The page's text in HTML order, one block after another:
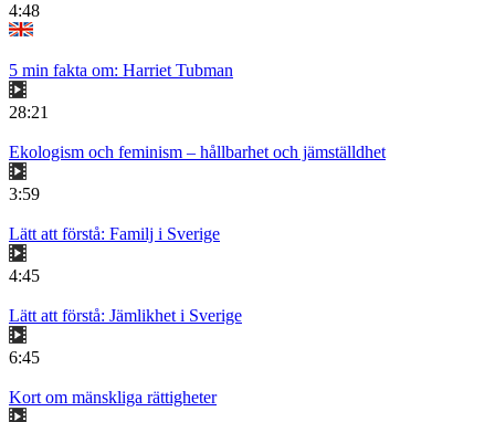
4:48
5 min fakta om: Harriet Tubman
28:21
Ekologism och feminism – hållbarhet och jämställdhet
3:59
Lätt att förstå: Familj i Sverige
4:45
Lätt att förstå: Jämlikhet i Sverige
6:45
Kort om mänskliga rättigheter